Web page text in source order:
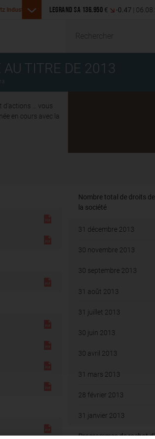
TITRE DE 2013
… vous
en cours avec la
Nombre total de droits
la société
31 décembre 2013
30 novembre 2013
30 septembre 2013
31 août 2013
31 juillet 2013
30 juin 2013
30 avril 2013
31 mars 2013
28 février 2013
31 janvier 2013
Programmes de rachat
Unis
Legrand annonce l’acquisition de SRS Power
Malaisie
LEGRAND SA 136.950 € -0.47 |